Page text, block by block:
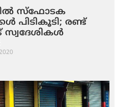
സ്‌ഫോടക
പിടികൂടി; രണ്ട്
സ്വദേശികള്‍